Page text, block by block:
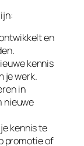
en
kennis
je werk.
in
nieuwe
kennis te
promotie of